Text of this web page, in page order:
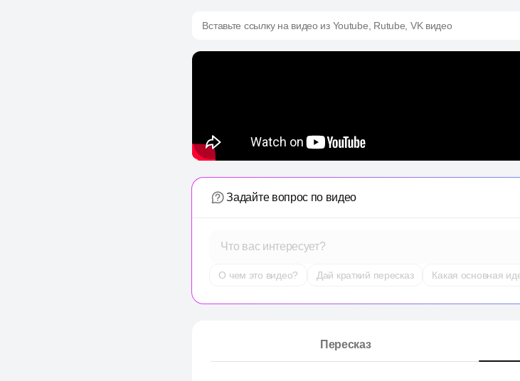
Вставьте ссылку на видео из Youtube, Rutube, VK видео
Задайте вопрос по видео
Что вас интересует?
О чем это видео? Дай краткий пересказ Какая основная
Пересказ